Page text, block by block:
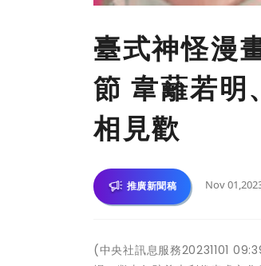
臺式神怪漫
節 韋蘺若明
相見歡
推廣新聞稿 Nov
(中央社訊息服務20231101